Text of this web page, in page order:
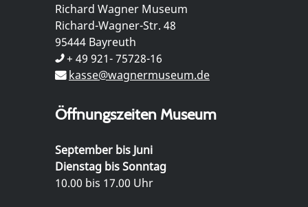
Richard Wagner Museum
Richard-Wagner-Str. 48
95444 Bayreuth
+ 49 921- 75728-16
kasse@wagnermuseum.de
Öffnungszeiten Museum
September bis Juni
Dienstag bis Sonntag
10.00 bis 17.00 Uhr